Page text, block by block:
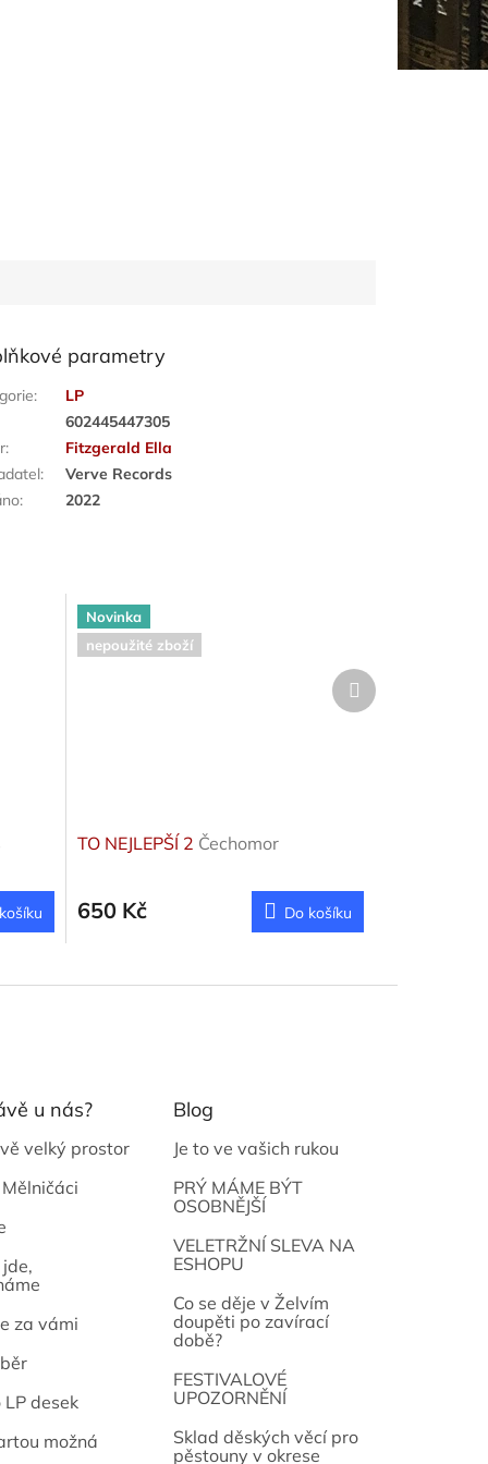
parametry
:
LP
602445447305
:
Fitzgerald Ella
:
Verve Records
: 2022
Novinka
nepoužité zboží
TO NEJLEPŠÍ 2 Čechomor
650 Kč Do košíku
Další
produkt
u nás?
velký prostor
za vámi
desek
možná
Blog
Je to ve vašich rukou
PRÝ MÁME BÝT
OSOBNĚJŠÍ
VELETRŽNÍ SLEVA NA
ESHOPU
Co se děje v Želvím
doupěti po zavírací
době?
FESTIVALOVÉ
UPOZORNĚNÍ
Sklad děských věcí pro
pěstouny v okrese